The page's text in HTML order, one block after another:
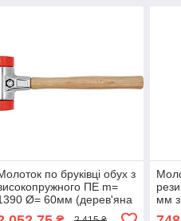
по бруківці обух з
ПЕ m=
Ø= 60мм (дерев'яна
ручка) загальна l=430мм
мм